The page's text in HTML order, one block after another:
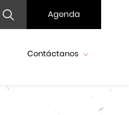
Agenda
Contáctanos